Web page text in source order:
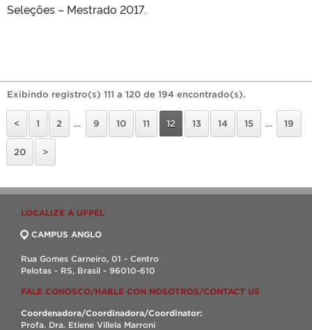
Seleções – Mestrado 2017.
Exibindo registro(s) 111 a 120 de 194 encontrado(s).
< 1 2 … 9 10 11 12 13 14 15 … 19
20 >
LOCALIZE A UFPEL
CAMPUS ANGLO
Rua Gomes Carneiro, 01 - Centro
Pelotas - RS, Brasil - 96010-610
FALE CONOSCO/HABLE CON NOSOTROS/CONTACT US
Coordenadora/Coordinadora/Coordinator:
Profa. Dra. Etiene Villela Marroni